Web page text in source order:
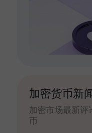
加密货币新
加密市场最新评
币